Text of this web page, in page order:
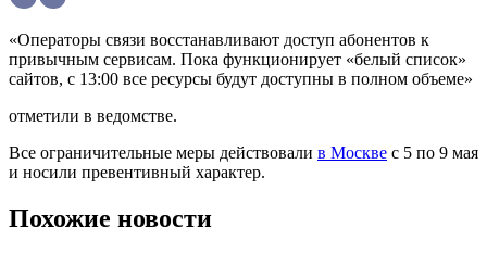
«Операторы связи восстанавливают доступ абонентов к
привычным сервисам. Пока функционирует «белый список»
сайтов, с 13:00 все ресурсы будут доступны в полном объеме»
отметили в ведомстве.
Все ограничительные меры действовали в Москве с 5 по 9 мая
и носили превентивный характер.
Похожие новости